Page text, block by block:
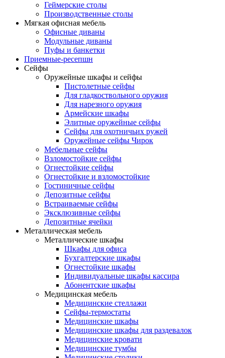
Геймерские столы
Производственные столы
Мягкая офисная мебель
Офисные диваны
Модульные диваны
Пуфы и банкетки
Приемные-ресепшн
Сейфы
Оружейные шкафы и сейфы
Пистолетные сейфы
Для гладкоствольного оружия
Для нарезного оружия
Армейские шкафы
Элитные оружейные сейфы
Сейфы для охотничьих ружей
Оружейные сейфы Чирок
Мебельные сейфы
Взломостойкие сейфы
Огнестойкие сейфы
Огнестойкие и взломостойкие
Гостиничные сейфы
Депозитные сейфы
Встраиваемые сейфы
Эксклюзивные сейфы
Депозитные ячейки
Металлическая мебель
Металлические шкафы
Шкафы для офиса
Бухгалтерские шкафы
Огнестойкие шкафы
Индивидуальные шкафы кассира
Абонентские шкафы
Медицинская мебель
Медицинские стеллажи
Сейфы-термостаты
Медицинские шкафы
Медицинские шкафы для раздевалок
Медицинские кровати
Медицинские тумбы